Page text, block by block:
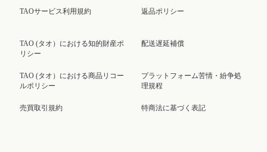
TAOサービス利用規約
TAO (タオ）における知的財産ポ
リシー
TAO (タオ）における商品リコー
ルポリシー
売買取引規約
返品ポリシー
配送遅延補償
プラットフォーム苦情・紛争処
理規程
特商法に基づく表記